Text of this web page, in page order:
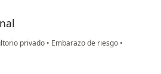
privado • Embarazo de riesgo •
eliminada